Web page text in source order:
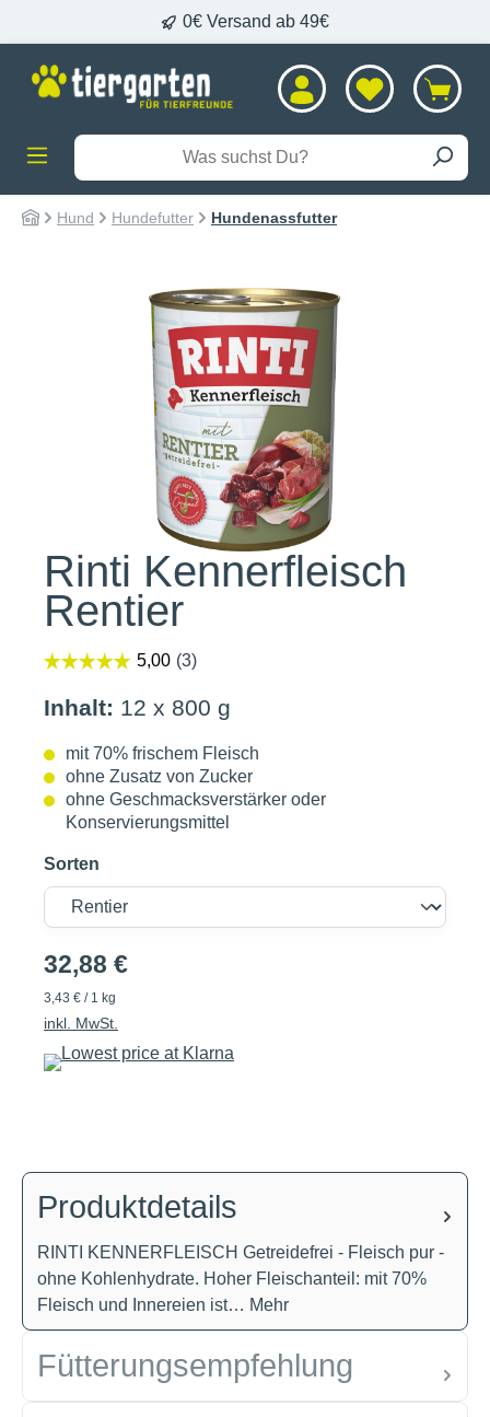
0€ Versand ab 49€
Hund Hundefutter Hundenassfutter
Bildergalerie überspringen
Rinti Kennerfleisch
Rentier
Inhalt: 12 x 800 g
mit 70% frischem Fleisch
ohne Zusatz von Zucker
ohne Geschmacksverstärker oder
Konservierungsmittel
Sorten
32,88 €
3,43 € / 1 kg
inkl. MwSt.
Produktdetails
RINTI KENNERFLEISCH Getreidefrei - Fleisch pur -
ohne Kohlenhydrate. Hoher Fleischanteil: mit 70%
Fleisch und Innereien ist… Mehr
Fütterungsempfehlung